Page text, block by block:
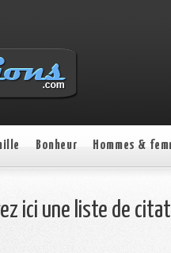
Bonheur Hommes &
ici une liste de